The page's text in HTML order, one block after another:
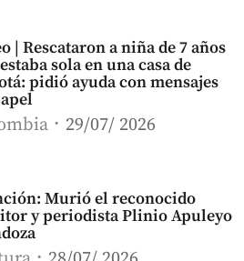
| Rescataron a niña de 7 años
sola en una casa de
pidió ayuda con mensajes
29/07/ 2026
Murió el reconocido
y periodista Plinio Apuleyo